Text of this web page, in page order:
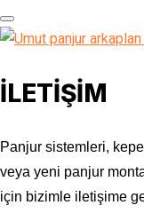
İLETİŞİM
Panjur sistemleri,
veya yeni panjur
için bizimle iletişime